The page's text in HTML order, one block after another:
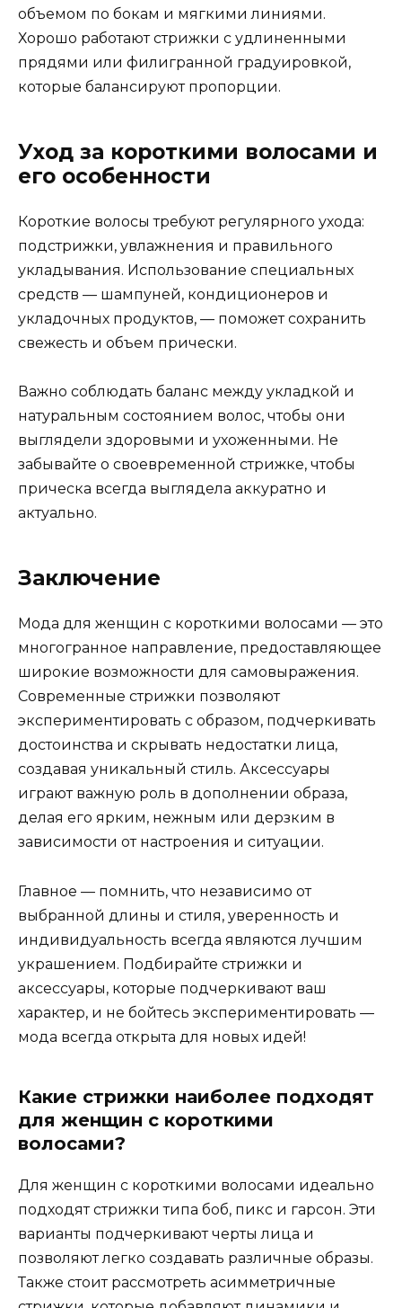
объемом по бокам и мягкими линиями.
Хорошо работают стрижки с удлиненными
прядями или филигранной градуировкой,
которые балансируют пропорции.
Уход за короткими волосами и
его особенности
Короткие волосы требуют регулярного ухода:
подстрижки, увлажнения и правильного
укладывания. Использование специальных
средств — шампуней, кондиционеров и
укладочных продуктов, — поможет сохранить
свежесть и объем прически.
Важно соблюдать баланс между укладкой и
натуральным состоянием волос, чтобы они
выглядели здоровыми и ухоженными. Не
забывайте о своевременной стрижке, чтобы
прическа всегда выглядела аккуратно и
актуально.
Заключение
Мода для женщин с короткими волосами — это
многогранное направление, предоставляющее
широкие возможности для самовыражения.
Современные стрижки позволяют
экспериментировать с образом, подчеркивать
достоинства и скрывать недостатки лица,
создавая уникальный стиль. Аксессуары
играют важную роль в дополнении образа,
делая его ярким, нежным или дерзким в
зависимости от настроения и ситуации.
Главное — помнить, что независимо от
выбранной длины и стиля, уверенность и
индивидуальность всегда являются лучшим
украшением. Подбирайте стрижки и
аксессуары, которые подчеркивают ваш
характер, и не бойтесь экспериментировать —
мода всегда открыта для новых идей!
Какие стрижки наиболее подходят
для женщин с короткими
волосами?
Для женщин с короткими волосами идеально
подходят стрижки типа боб, пикс и гарсон. Эти
варианты подчеркивают черты лица и
позволяют легко создавать различные образы.
Также стоит рассмотреть асимметричные